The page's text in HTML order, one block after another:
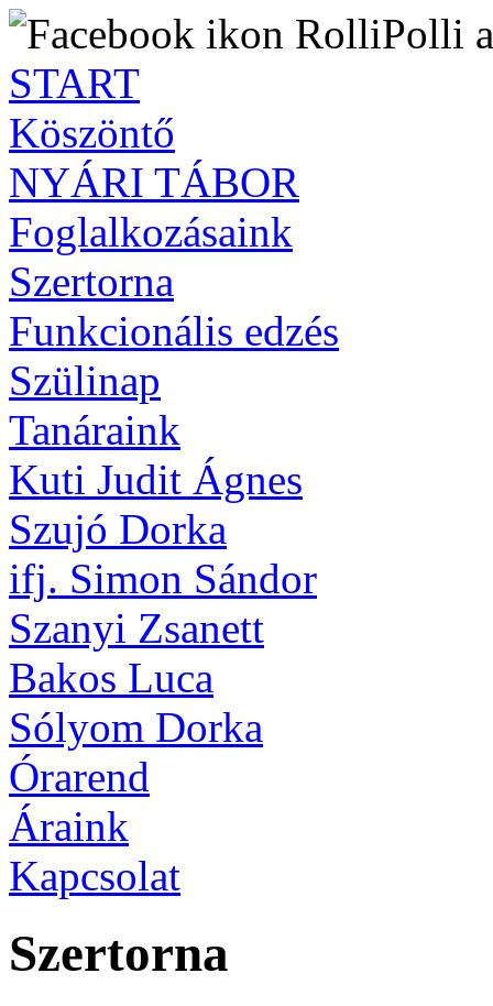
RolliPolli
START
Köszöntő
NYÁRI TÁBOR
Foglalkozásaink
Szertorna
Funkcionális edzés
Szülinap
Tanáraink
Kuti Judit Ágnes
Szujó Dorka
ifj. Simon Sándor
Szanyi Zsanett
Bakos Luca
Sólyom Dorka
Órarend
Áraink
Kapcsolat
Szertorna